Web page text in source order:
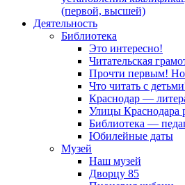
(первой, высшей)
Деятельность
Библиотека
Это интересно!
Читательская
Прочти первым!
Что читать с
Краснодар —
Улицы Краснодара
Библиотека —
Юбилейные даты
Музей
Наш музей
Дворцу 85